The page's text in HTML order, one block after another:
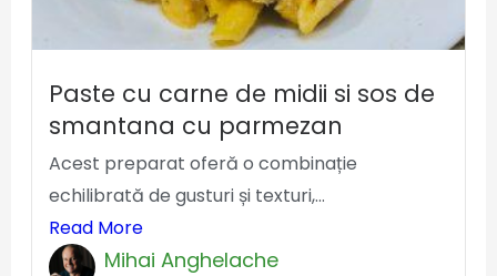
Paste cu carne de midii si sos de
smantana cu parmezan
Acest preparat oferă o combinație
echilibrată de gusturi și texturi,...
Read More
Mihai Anghelache